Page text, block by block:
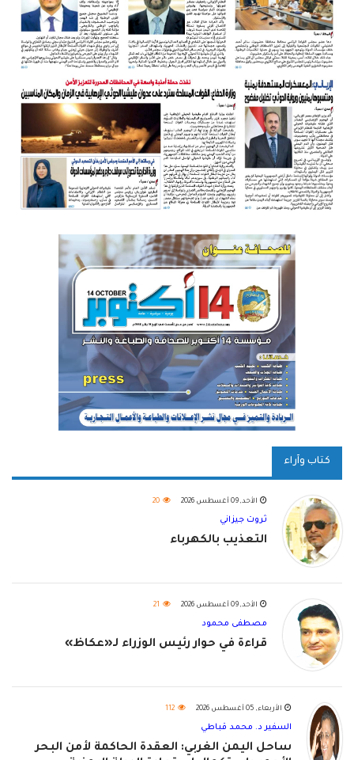
كتاب وآراء
الأحد, 09 أغسطس 2026 20
ثروت جيزاني
التعذيب بالكهرباء
الأحد, 09 أغسطس 2026 21
مصطفى محمود
قراءة في حوار رئيس الوزراء لـ«عكاظ»
الأربعاء, 05 أغسطس 2026 112
السفير د. محمد قباطي
ساحل اليمن الغربي: العقدة الحاكمة لأمن البحر